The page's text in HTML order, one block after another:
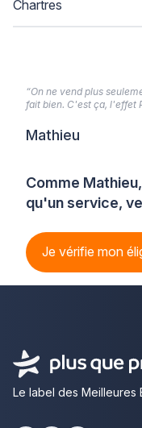
Chartres
Comme
qu'un service,
Je vérifie mon
“On ne vend plus
fait bien. C'est ça, l'effet
Mathieu
Le label des Meilleures